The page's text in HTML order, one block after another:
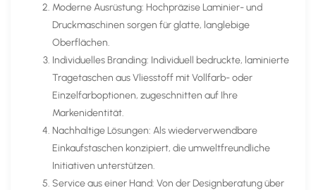
Moderne Ausrüstung: Hochpräzise Laminier- und
Druckmaschinen sorgen für glatte, langlebige
Oberflächen.
Individuelles Branding: Individuell bedruckte, laminierte
Tragetaschen aus Vliesstoff mit Vollfarb- oder
Einzelfarboptionen, zugeschnitten auf Ihre
Markenidentität.
Nachhaltige Lösungen: Als wiederverwendbare
Einkaufstaschen konzipiert, die umweltfreundliche
Initiativen unterstützen.
Service aus einer Hand: Von der Designberatung über